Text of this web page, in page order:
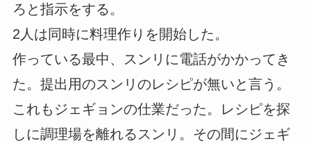
ろと指示をする。
2人は同時に料理作りを開始した。
作っている最中、スンリに電話がかかってき
た。提出用のスンリのレシピが無いと言う。
これもジェギョンの仕業だった。レシピを探
しに調理場を離れるスンリ。その間にジェギ